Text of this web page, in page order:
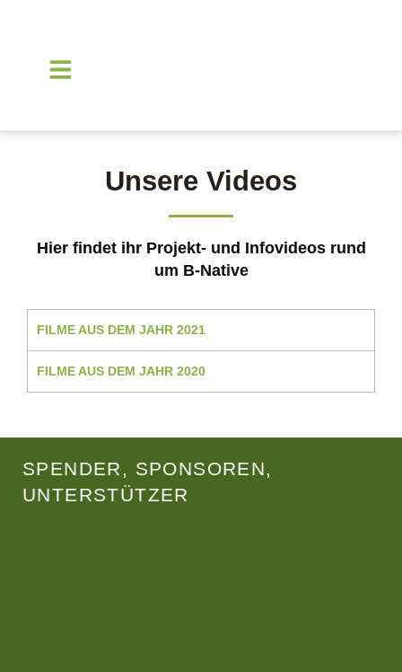
Unsere Videos
Hier findet ihr Projekt- und Infovideos rund
um B-Native
FILME AUS DEM JAHR 2021
FILME AUS DEM JAHR 2020
SPENDER, SPONSOREN,
UNTERSTÜTZER